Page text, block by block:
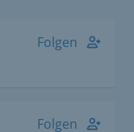
Folgen
Folgen